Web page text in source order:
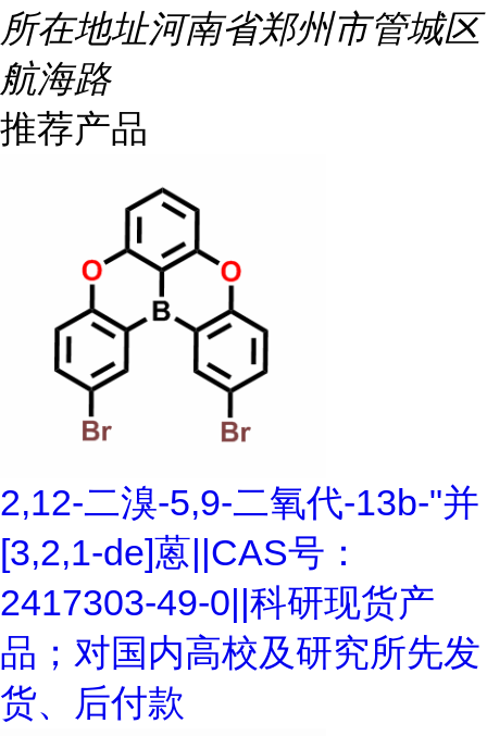
所在地址河南省郑州市管城区
航海路
推荐产品
2,12-二溴-5,9-二氧代-13b-"并
[3,2,1-de]蒽||CAS号：
2417303-49-0||科研现货产
品；对国内高校及研究所先发
货、后付款